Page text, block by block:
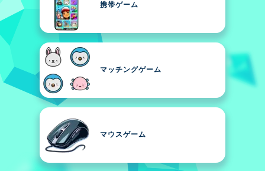
携帯ゲーム
マッチングゲーム
マウスゲーム